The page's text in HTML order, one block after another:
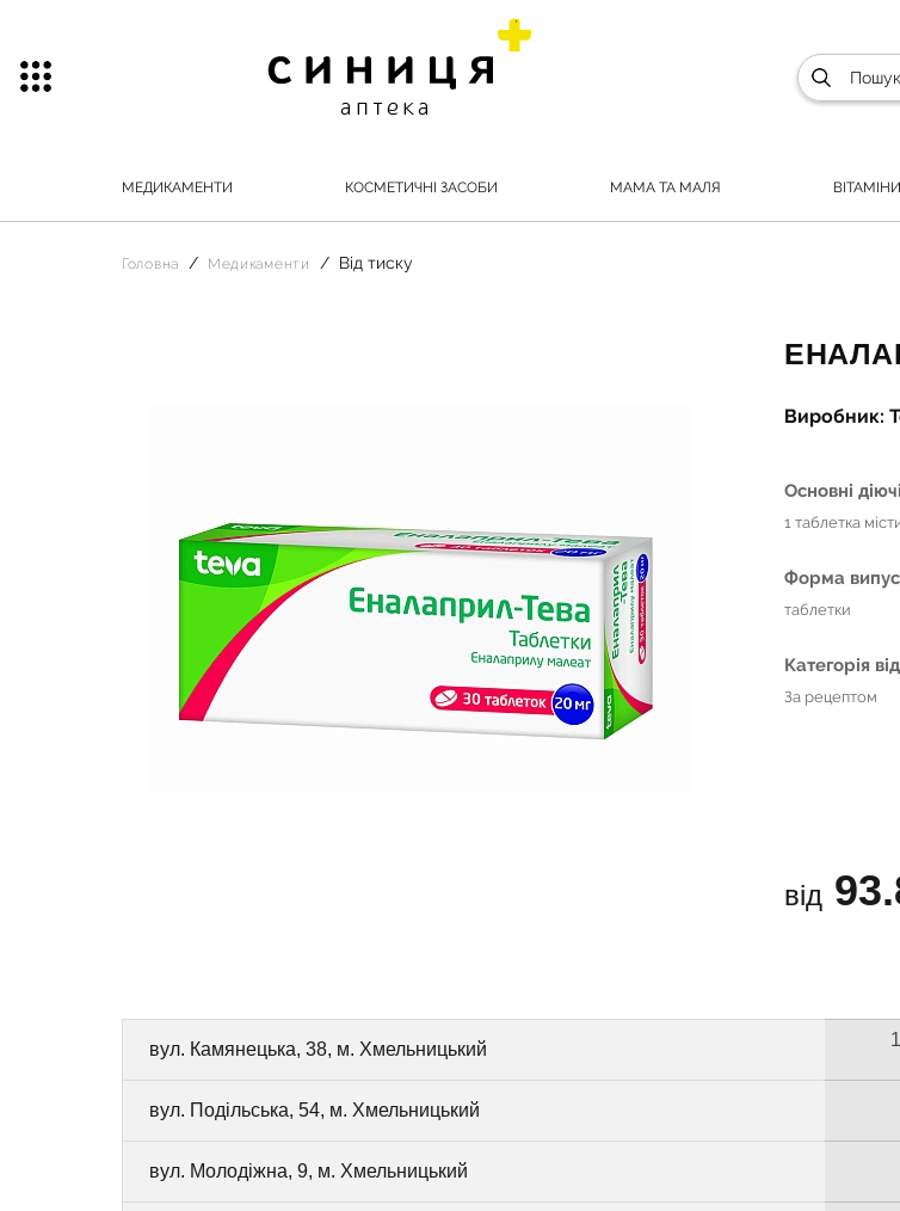
МЕДИКАМЕНТИ КОСМЕТИЧНІ ЗАСОБИ МАМА ТА МАЛЯ
Головна Медикаменти Від тиску
Виробник:
Основні
1 таблетка
Форма
таблетки
Категорія
За рецептом
від
вул. Камянецька, 38, м. Хмельницький
вул. Подільська, 54, м. Хмельницький
вул. Молодіжна, 9, м. Хмельницький